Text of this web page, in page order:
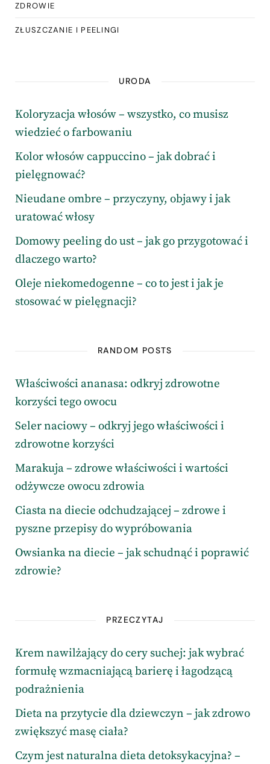
ZDROWIE
ZŁUSZCZANIE I PEELINGI
URODA
Koloryzacja włosów – wszystko, co musisz
wiedzieć o farbowaniu
Kolor włosów cappuccino – jak dobrać i
pielęgnować?
Nieudane ombre – przyczyny, objawy i jak
uratować włosy
Domowy peeling do ust – jak go przygotować i
dlaczego warto?
Oleje niekomedogenne – co to jest i jak je
stosować w pielęgnacji?
RANDOM POSTS
Właściwości ananasa: odkryj zdrowotne
korzyści tego owocu
Seler naciowy – odkryj jego właściwości i
zdrowotne korzyści
Marakuja – zdrowe właściwości i wartości
odżywcze owocu zdrowia
Ciasta na diecie odchudzającej – zdrowe i
pyszne przepisy do wypróbowania
Owsianka na diecie – jak schudnąć i poprawić
zdrowie?
PRZECZYTAJ
Krem nawilżający do cery suchej: jak wybrać
formułę wzmacniającą barierę i łagodzącą
podrażnienia
Dieta na przytycie dla dziewczyn – jak zdrowo
zwiększyć masę ciała?
Czym jest naturalna dieta detoksykacyjna? –